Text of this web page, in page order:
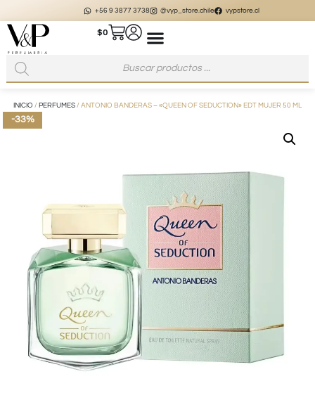
+56 9 3877 3738 @vyp_store.chile vypstore.cl
$0
INICIO / PERFUMES / ANTONIO BANDERAS – «QUEEN OF SEDUCTION» EDT MUJER 50 ML
-33%